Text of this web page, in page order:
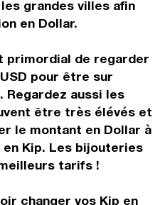
grandes villes afin
en Dollar.
primordial de regarder
pour être sur
Regardez aussi les
être très élévés et
le montant en Dollar à
Kip. Les bijouteries
tarifs !
changer vos Kip en